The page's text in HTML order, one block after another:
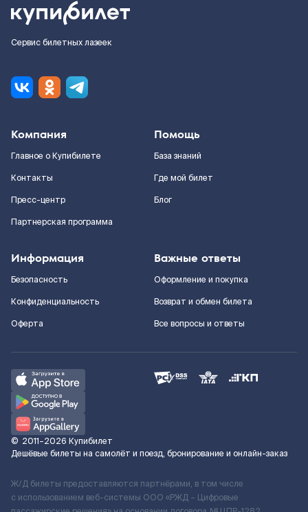
Сервис билетных лазеек
Компания
Главное о Купибилете
Контакты
Пресс-центр
Партнерская программа
Помощь
База знаний
Где мой билет
Блог
Информация
Безопасность
Конфиденциальность
Оферта
Важные ответы
Оформление и покупка
Возврат и обмен билета
Все вопросы и ответы
© 2011–2026 Купибилет
Дешёвые билеты на самолёт и поезд, бронирование и онлайн-заказ
Ж/Д билеты предоставляются партнёрами, в том числе
с использованием веб-системы ООО «РЖД – Цифровые